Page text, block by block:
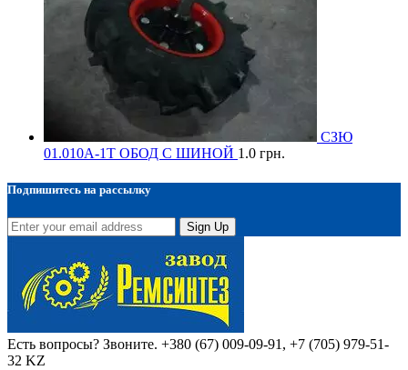
СЗЮ
01.010А-1Т ОБОД С ШИНОЙ 1.0 грн.
Подпишитесь на рассылку
Sign Up
Есть вопросы? Звоните. +380 (67) 009-09-91, +7 (705) 979-51-
32 KZ